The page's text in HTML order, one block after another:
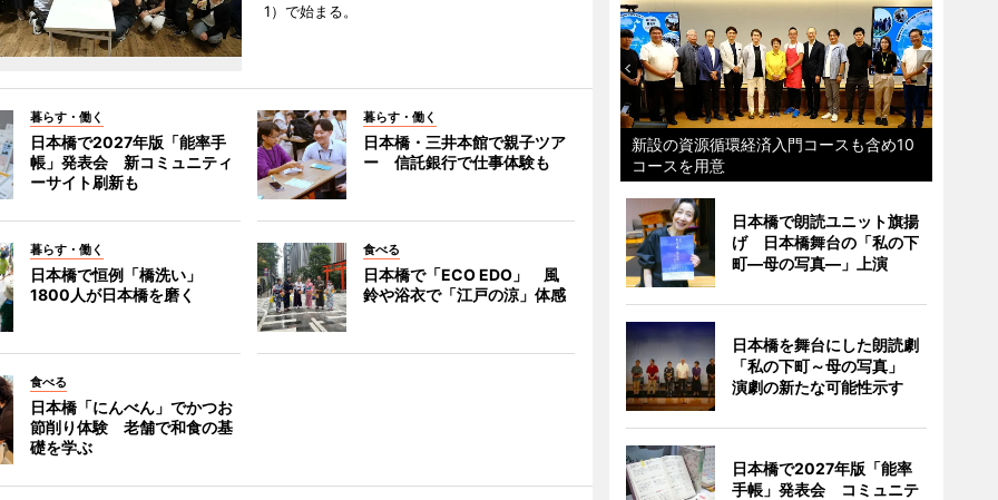
1）で始まる。
暮らす・働く
日本橋で2027年版「能率手
帳」発表会 新コミュニティ
ーサイト刷新も
暮らす・働く
日本橋・三井本館で親子ツア
ー 信託銀行で仕事体験も
暮らす・働く
日本橋で恒例「橋洗い」
1800人が日本橋を磨く
食べる
日本橋で「ECO EDO」 風
鈴や浴衣で「江戸の涼」体感
食べる
日本橋「にんべん」でかつお
節削り体験 老舗で和食の基
礎を学ぶ
新設の資源循環経済入門コースも含め10
コースを用意
日本橋で朗読ユニット旗揚
げ 日本橋舞台の「私の下
町―母の写真―」上演
日本橋を舞台にした朗読劇
「私の下町～母の写真」
演劇の新たな可能性示す
日本橋で2027年版「能率
手帳」発表会 コミュニテ